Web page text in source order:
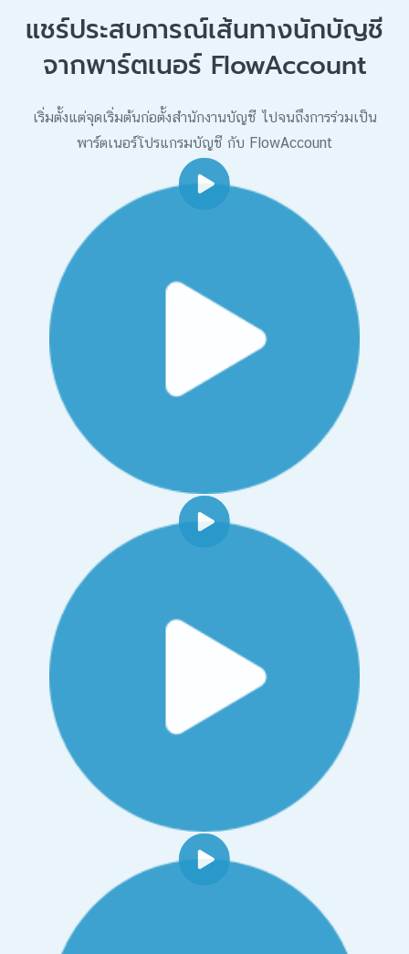
แชร์ประสบการณ์เส้นทางนักบัญชี
จากพาร์ตเนอร์ FlowAccount
เริ่มตั้งแต่จุดเริ่มต้นก่อตั้งสำนักงานบัญชี ไปจนถึงการร่วมเป็น
พาร์ตเนอร์โปรแกรมบัญชี กับ FlowAccount